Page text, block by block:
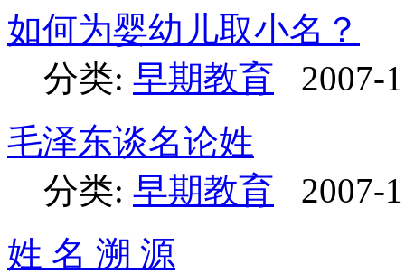
如何为婴幼儿取小名？
分类: 早期教育
2007-
毛泽东谈名论姓
分类: 早期教育
2007-
姓 名 溯 源